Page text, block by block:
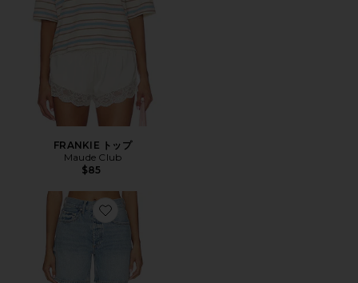
FRANKIE トップ
Maude Club
$85
Favorite DELANEY ショートパンツ